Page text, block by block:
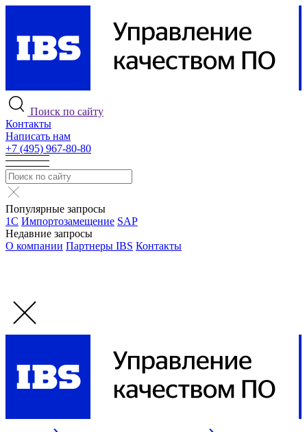
Поиск по сайту
Контакты
Написать нам
+7 (495) 967-80-80
Популярные запросы
1С Импортозамещение SAP
Недавние запросы
О компании Партнеры IBS Контакты